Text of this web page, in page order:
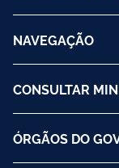
NAVEGAÇÃO
CONSULTAR
ÓRGÃOS DO